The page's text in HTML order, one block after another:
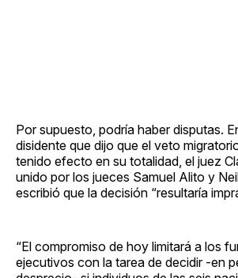
Por supuesto, podría haber disputas.
disidente que dijo que el veto
tenido efecto en su totalidad, el juez
unido por los jueces Samuel Alito y
escribió que la decisión “resultaría
“El compromiso de hoy limitará a los
ejecutivos con la tarea de decidir -en